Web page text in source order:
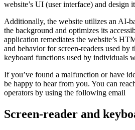
website’s UI (user interface) and design
Additionally, the website utilizes an AI-
the background and optimizes its
application remediates the website’s
and behavior for screen-readers used by
keyboard functions used by individuals
If you’ve found a malfunction or have
be happy to hear from you. You can
operators by using the following email
Screen-reader and